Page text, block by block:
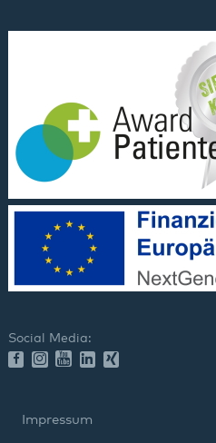
Social Media:
Impressum